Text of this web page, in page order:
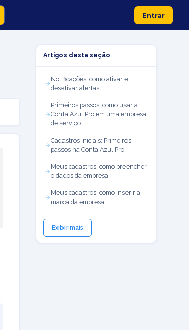
Entrar
Artigos desta seção
Notificações: como ativar e
desativar alertas
Primeiros passos: como usar a
Conta Azul Pro em uma empresa
de serviço
Cadastros iniciais: Primeiros
passos na Conta Azul Pro
Meus cadastros: como preencher
o dados da empresa
Meus cadastros: como inserir a
marca da empresa
Exibir mais